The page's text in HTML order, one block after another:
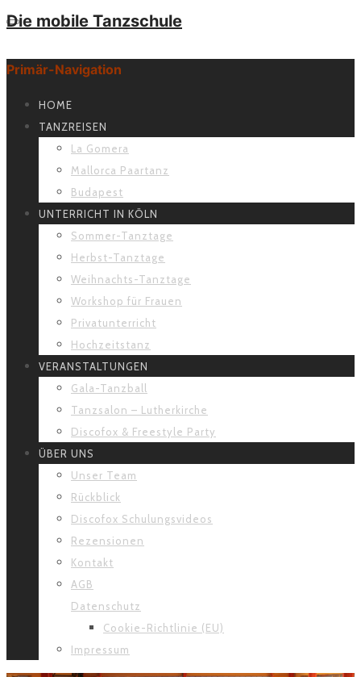
Die mobile Tanzschule
Primär-Navigation
HOME
TANZREISEN
La Gomera
Mallorca Paartanz
Budapest
UNTERRICHT IN KÖLN
Sommer-Tanztage
Herbst-Tanztage
Weihnachts-Tanztage
Workshop für Frauen
Privatunterricht
Hochzeitstanz
VERANSTALTUNGEN
Gala-Tanzball
Tanzsalon – Lutherkirche
Discofox & Freestyle Party
ÜBER UNS
Unser Team
Rückblick
Discofox Schulungsvideos
Rezensionen
Kontakt
AGB
Datenschutz
Cookie-Richtlinie (EU)
Impressum